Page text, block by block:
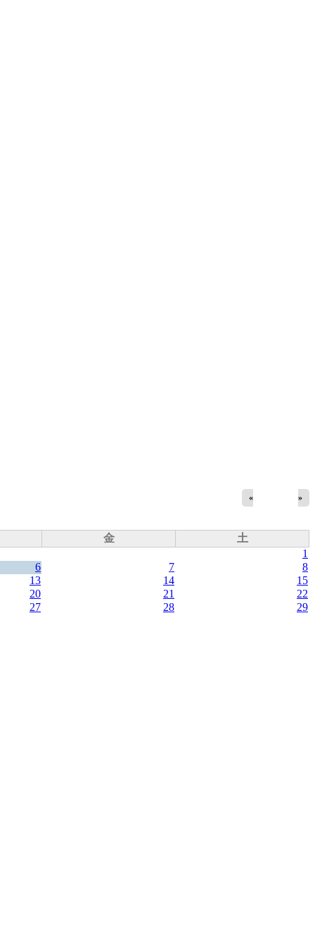
« »
金
土
1
6 7
8
13 14
15
20 21
22
27 28
29